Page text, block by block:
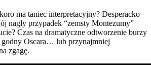
ma taniec interpretacyjny? Desperacko
nagły przypadek “zemsty Montezumy”
Czas na dramatyczne odtworzenie burzy
godny Oscara… lub przynajmniej
zgagę.